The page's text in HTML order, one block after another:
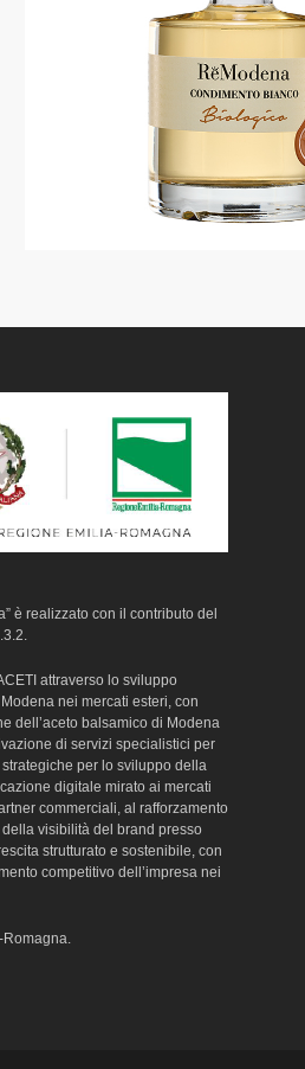
è realizzato con il contributo del
attraverso lo sviluppo
nei mercati esteri, con
dell’aceto balsamico di Modena
di servizi specialistici per
per lo sviluppo della
digitale mirato ai mercati
commerciali, al rafforzamento
visibilità del brand presso
strutturato e sostenibile, con
competitivo dell’impresa nei
Romagna.